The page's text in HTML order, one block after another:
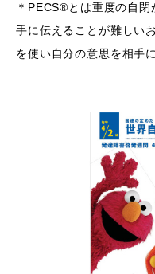
＊PECS®︎とは重度の自
手に伝えることが難しい
を使い自分の意思を相手